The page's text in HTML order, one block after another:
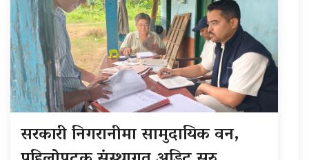
सरकारी निगरानीमा सामुदायिक वन,